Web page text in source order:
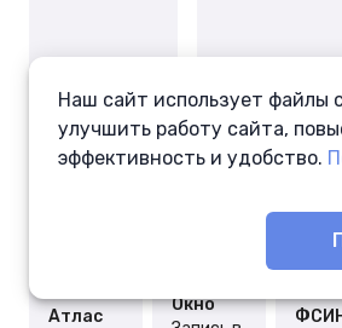
Атлас
Окно
Наш сайт использует файлы
улучшить работу сайта,
эффективность и удобство.